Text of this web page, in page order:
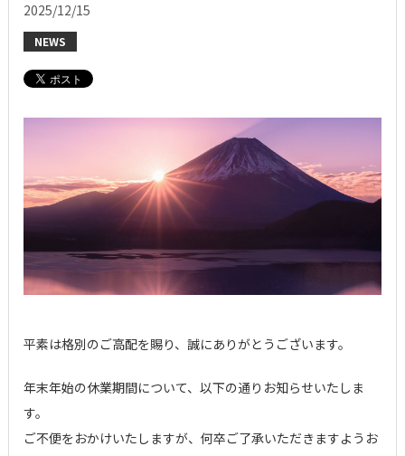
2025/12/15
NEWS
平素は格別のご高配を賜り、誠にありがとうございます。
年末年始の休業期間について、以下の通りお知らせいたしま
す。
ご不便をおかけいたしますが、何卒ご了承いただきますようお